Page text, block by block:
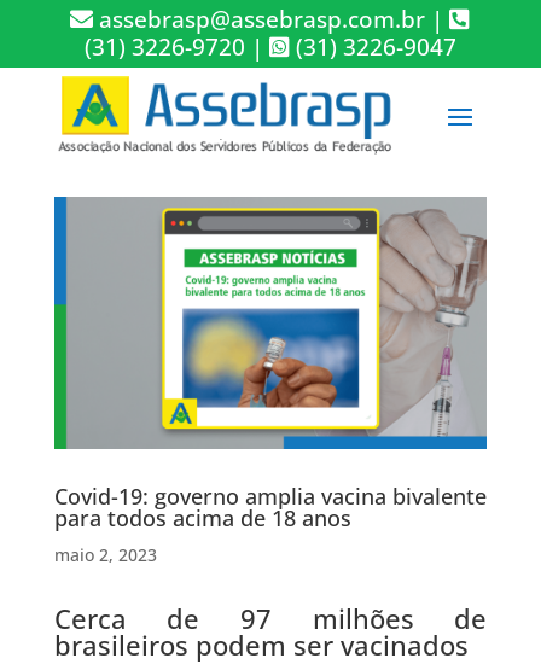
assebrasp@assebrasp.com.br |
(31) 3226-9720 | (31) 3226-9047
Covid-19: governo amplia vacina bivalente
para todos acima de 18 anos
maio 2, 2023
Cerca de 97 milhões de
brasileiros podem ser vacinados